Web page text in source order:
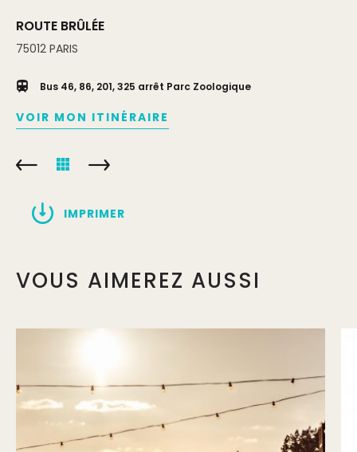
ROUTE BRÛLÉE
75012 PARIS
Bus 46, 86, 201, 325 arrêt Parc Zoologique
VOIR MON ITINÉRAIRE
IMPRIMER
VOUS AIMEREZ AUSSI